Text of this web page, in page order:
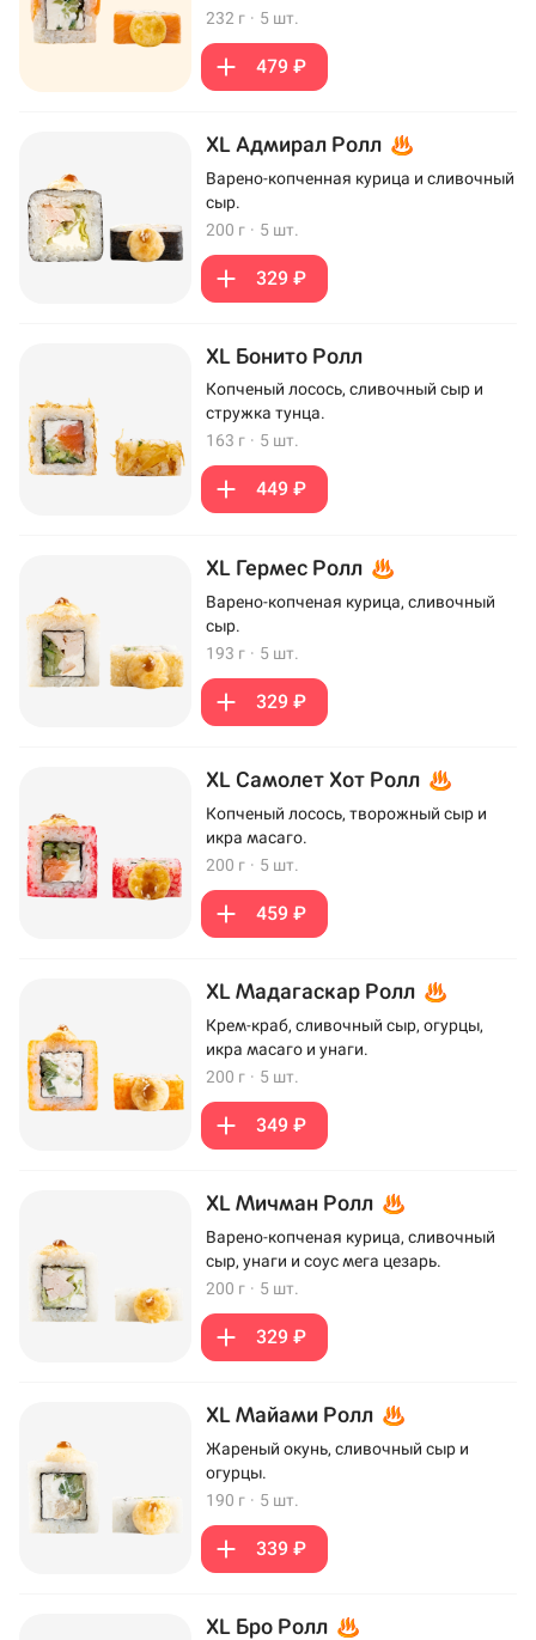
232 г · 5 шт.
479 ₽
XL Адмирал Ролл
Варено-копченная курица и сливочный
сыр.
200 г · 5 шт.
329 ₽
XL Бонито Ролл
Копченый лосось, сливочный сыр и
стружка тунца.
163 г · 5 шт.
449 ₽
XL Гермес Ролл
Варено-копченая курица, сливочный
сыр.
193 г · 5 шт.
329 ₽
XL Самолет Хот Ролл
Копченый лосось, творожный сыр и
икра масаго.
200 г · 5 шт.
459 ₽
XL Мадагаскар Ролл
Крем-краб, сливочный сыр, огурцы,
икра масаго и унаги.
200 г · 5 шт.
349 ₽
XL Мичман Ролл
Варено-копченая курица, сливочный
сыр, унаги и соус мега цезарь.
200 г · 5 шт.
329 ₽
XL Майами Ролл
Жареный окунь, сливочный сыр и
огурцы.
190 г · 5 шт.
339 ₽
XL Бро Ролл